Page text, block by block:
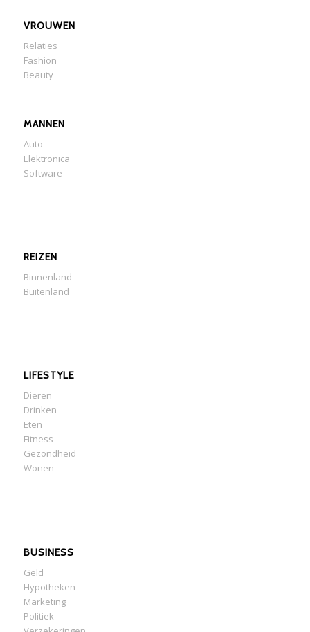
VROUWEN
Relaties
Fashion
Beauty
MANNEN
Auto
Elektronica
Software
REIZEN
Binnenland
Buitenland
LIFESTYLE
Dieren
Drinken
Eten
Fitness
Gezondheid
Wonen
BUSINESS
Geld
Hypotheken
Marketing
Politiek